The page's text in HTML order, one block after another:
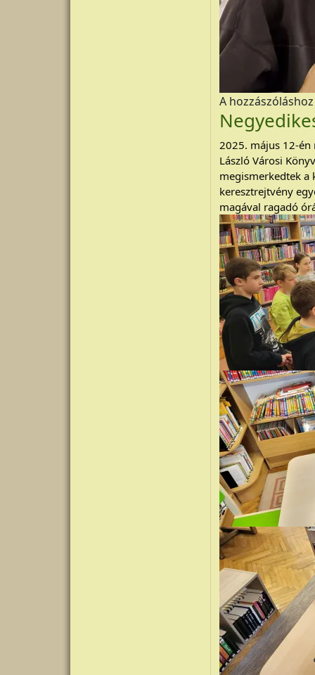
A
2025. május 12-én
László Városi
megismerkedtek a
keresztrejtvény
magával ragadó